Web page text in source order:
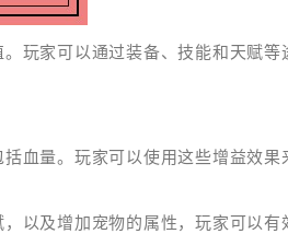
玩家可以通过装备、技能和天赋等
血量。玩家可以使用这些增益效果
以及增加宠物的属性，玩家可以有